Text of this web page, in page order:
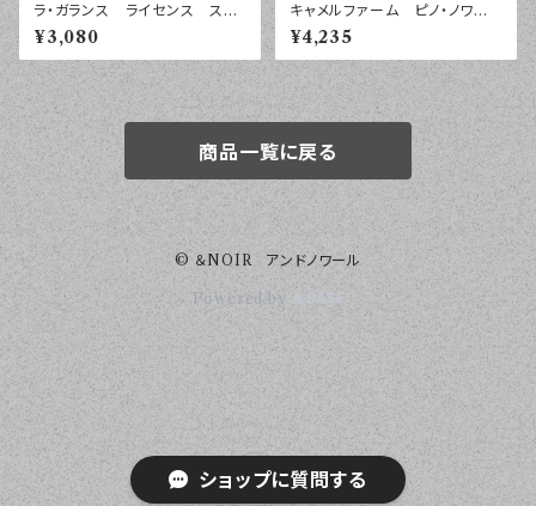
ショップに質問する
ラ・ガランス ライセンス スリ
ー ブラン ヴァン・ド・フラン
ス ２０２５年 ７５０ｍｌ
¥3,080
キャメルファーム ピノ・ノワー
ル フジモトヴィンヤード ２０
２４年 ７５０ｍｌ
¥4,235
商品一覧に戻る
© ＆NOIR アンドノワール
Powered by